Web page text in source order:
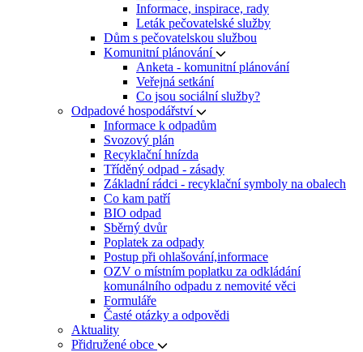
Informace, inspirace, rady
Leták pečovatelské služby
Dům s pečovatelskou službou
Komunitní plánování
Anketa - komunitní plánování
Veřejná setkání
Co jsou sociální služby?
Odpadové hospodářství
Informace k odpadům
Svozový plán
Recyklační hnízda
Tříděný odpad - zásady
Základní rádci - recyklační symboly na obalech
Co kam patří
BIO odpad
Sběrný dvůr
Poplatek za odpady
Postup při ohlašování,informace
OZV o místním poplatku za odkládání
komunálního odpadu z nemovité věci
Formuláře
Časté otázky a odpovědi
Aktuality
Přidružené obce